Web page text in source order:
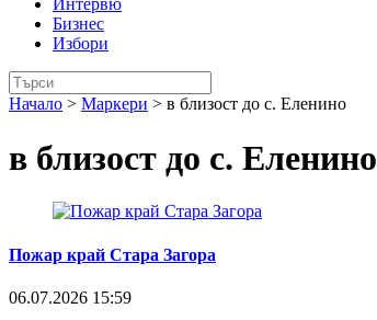
Интервю
Бизнес
Избори
Начало > Маркери > в близост до с. Еленино
в близост до с. Еленино
Пожар край Стара Загора
06.07.2026 15:59